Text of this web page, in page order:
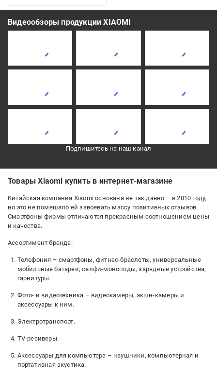
Видеообзоры продукции XIAOMI
Подпишитесь на наш канал
Товары Xiaomi купить в интернет-магазине
Китайская компания Xiaomi основана не так давно – в 2010 году,
но это не помешало ей завоевать массу позитивных отзывов.
Смартфоны фирмы отличаются прекрасным соотношением цены
и качества.
Ассортимент бренда:
Телефония – смартфоны, фитнес-браслеты, универсальные
мобильные батареи, селфи-моноподы, зарядные устройства,
гарнитуры.
Фото- и видеотехника – видеокамеры, экшн-камеры и
аксессуары к ним.
Электротранспорт.
TV-ресиверы.
Аксессуары для компьютера – наушники, компьютерная и
портативная акустика.